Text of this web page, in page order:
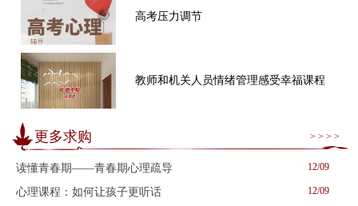
高考压力调节
教师和机关人员情绪管理感受幸福课程
更多求购 > > > >
读懂青春期——青春期心理疏导 12/09
心理课程：如何让孩子更听话 12/09